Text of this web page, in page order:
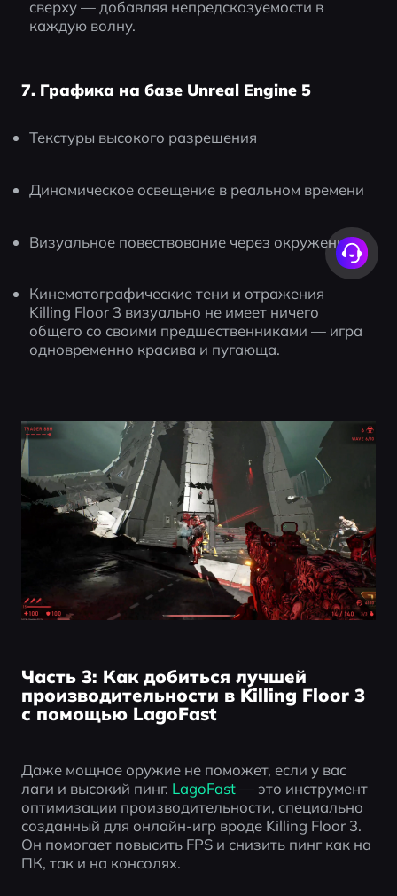
сверху — добавляя непредсказуемости в
каждую волну.
7. Графика на базе Unreal Engine 5
Текстуры высокого разрешения
Динамическое освещение в реальном времени
Визуальное повествование через окружение
Кинематографические тени и отражения
Killing Floor 3 визуально не имеет ничего
общего со своими предшественниками — игра
одновременно красива и пугающа.
Часть 3: Как добиться лучшей
производительности в Killing Floor 3
с помощью LagoFast
Даже мощное оружие не поможет, если у вас
лаги и высокий пинг. LagoFast — это инструмент
оптимизации производительности, специально
созданный для онлайн-игр вроде Killing Floor 3.
Он помогает повысить FPS и снизить пинг как на
ПК, так и на консолях.